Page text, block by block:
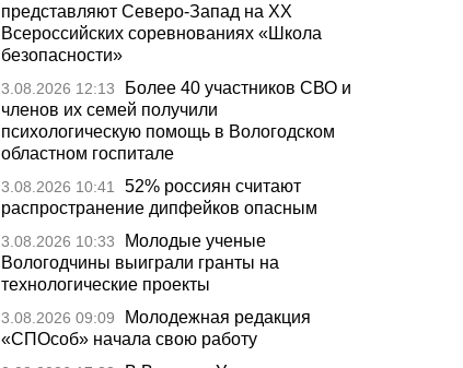
представляют Северо-Запад на XX
Всероссийских соревнованиях «Школа
безопасности»
3.08.2026 12:13
Более 40 участников СВО и
членов их семей получили
психологическую помощь в Вологодском
областном госпитале
3.08.2026 10:41
52% россиян считают
распространение дипфейков опасным
3.08.2026 10:33
Молодые ученые
Вологодчины выиграли гранты на
технологические проекты
3.08.2026 09:09
Молодежная редакция
«СПОсоб» начала свою работу